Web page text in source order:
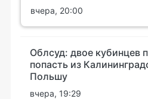
вчера, 20:00
Облсуд: двое кубинцев
попасть из
Польшу
вчера, 19:29